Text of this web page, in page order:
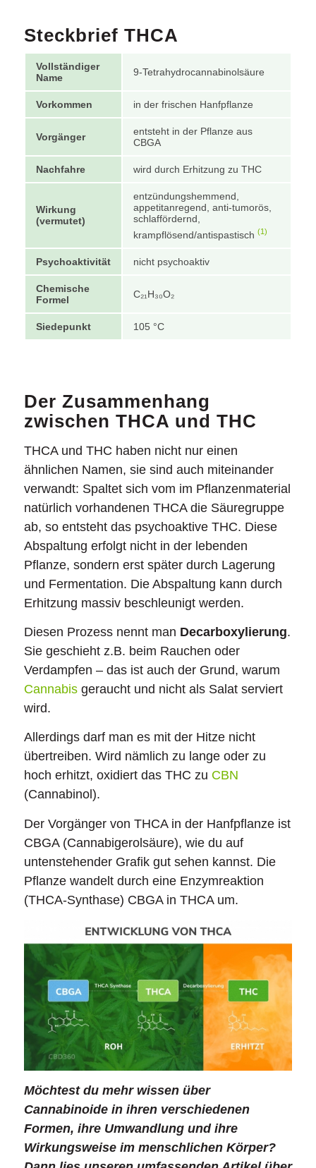
Steckbrief THCA
Vollständiger
Name
9-Tetrahydrocannabinolsäure
Vorkommen in der frischen Hanfpflanze
Vorgänger
entsteht in der Pflanze aus
CBGA
Nachfahre wird durch Erhitzung zu THC
Wirkung
(vermutet)
entzündungshemmend,
appetitanregend, anti-tumorös,
schlaffördernd,
krampflösend/antispastisch (1)
Psychoaktivität nicht psychoaktiv
Chemische
Formel
C₂₁H₃₀O₂
Siedepunkt 105 °C
Der Zusammenhang
zwischen THCA und THC
THCA und THC haben nicht nur einen
ähnlichen Namen, sie sind auch miteinander
verwandt: Spaltet sich vom im Pflanzenmaterial
natürlich vorhandenen THCA die Säuregruppe
ab, so entsteht das psychoaktive THC. Diese
Abspaltung erfolgt nicht in der lebenden
Pflanze, sondern erst später durch Lagerung
und Fermentation. Die Abspaltung kann durch
Erhitzung massiv beschleunigt werden.
Diesen Prozess nennt man Decarboxylierung.
Sie geschieht z.B. beim Rauchen oder
Verdampfen – das ist auch der Grund, warum
Cannabisgeraucht und nicht als Salat serviert
wird.
Allerdings darf man es mit der Hitze nicht
übertreiben. Wird nämlich zu lange oder zu
hoch erhitzt, oxidiert das THC zu CBN
(Cannabinol).
Der Vorgänger von THCA in der Hanfpflanze ist
CBGA (Cannabigerolsäure), wie du auf
untenstehender Grafik gut sehen kannst. Die
Pflanze wandelt durch eine Enzymreaktion
(THCA-Synthase) CBGA in THCA um.
Möchtest du mehr wissen über
Cannabinoide in ihren verschiedenen
Formen, ihre Umwandlung und ihre
Wirkungsweise im menschlichen Körper?